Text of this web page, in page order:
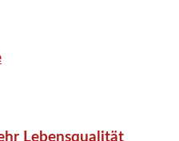
Lebensqualität